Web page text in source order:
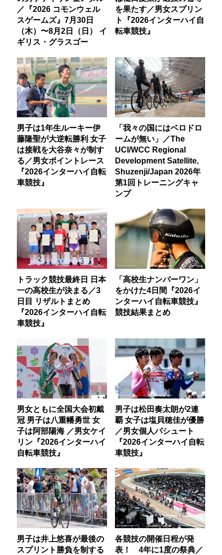
／『2026 コモンウェル
スゲームズ』7月30日
（木）〜8月2日（日） イ
ギリス・グラスゴー
を果たす／男女スプリン
ト『2026インターハイ自
転車競技』
男子は1年生ルーキー伊
藤隆聖が大逆転勝利 女子
は接戦を大谷奈々が制す
る／男女ポイントレース
『2026インターハイ自転
車競技』
「我々の国にはベロドロ
ームが無い」／The
UCI/WCC Regional
Development Satellite,
Shuzenji/Japan 2026年
第1回トレーニングキャ
ンプ
トラック競技最終日 日本
一の高校生が決まる／3
日目 リザルトまとめ
『2026インターハイ自転
車競技』
「高校生ナンバーワン」
をかけた4日間『2026イ
ンターハイ自転車競技』
競技結果まとめ
男女ともに全国大会初戴
冠 男子は八重幡勇世 女
子は阿部陽海 ／男女ケイ
リン『2026インターハイ
自転車競技』
男子は松田奏太朗が2連
覇 女子は塩貝穂佳が優勝
／男女個人パシュート
『2026インターハイ自転
車競技』
男子は井上悠喜が最後の
スプリント勝負を制する
各競技の開催日程が発
表！ 4年に1度の祭典／